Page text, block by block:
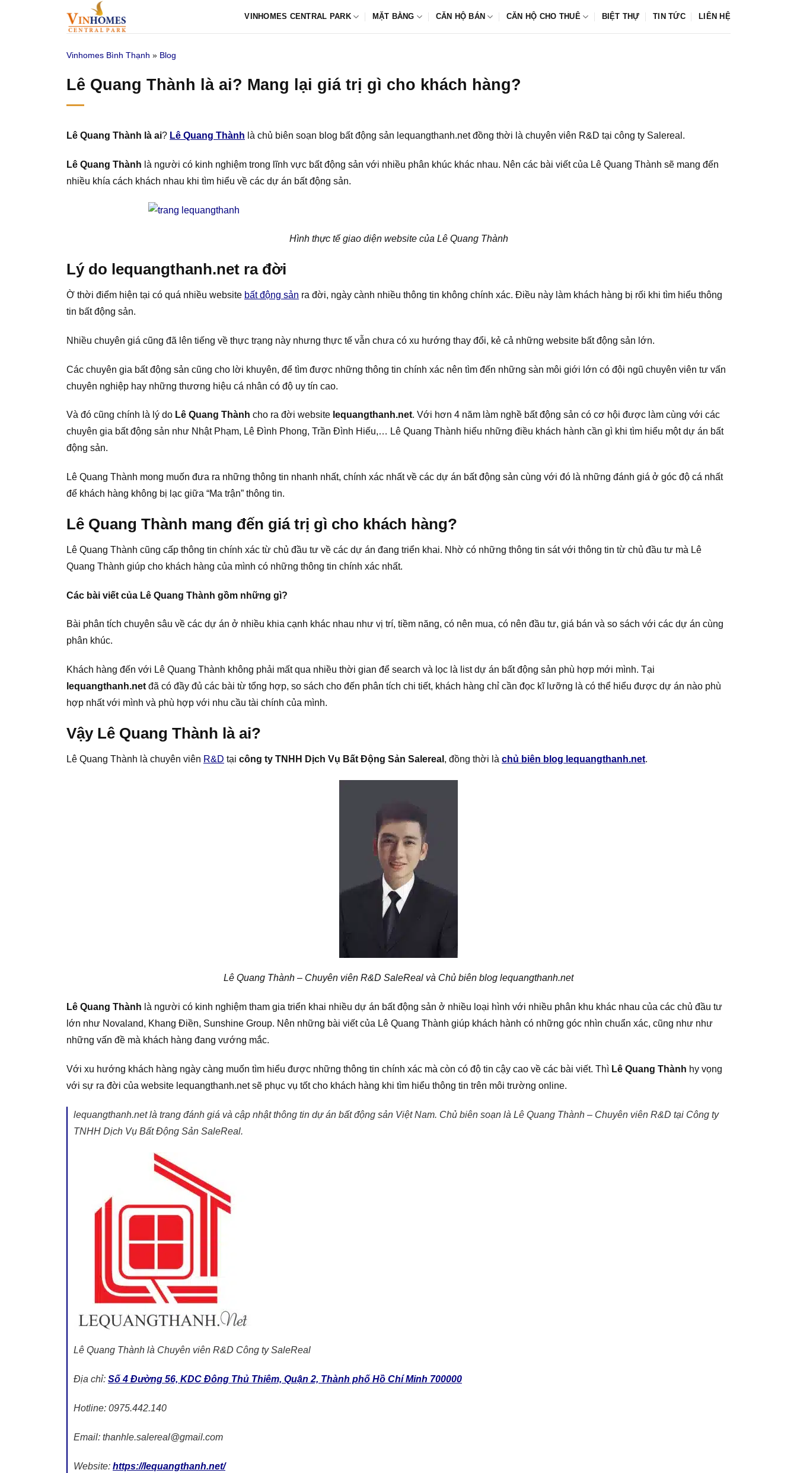
VINHOMES CENTRAL PARK MẶT BẰNG CĂN HỘ BÁN CĂN HỘ CHO THUÊ BIỆT THỰ TIN TỨC LIÊN HỆ
Vinhomes Bình Thạnh » Blog
Lê Quang Thành là ai? Mang lại giá trị gì cho khách hàng?
Lê Quang Thành là ai? Lê Quang Thành là chủ biên soạn blog bất động sản lequangthanh.net đồng thời là chuyên viên R&D tại công ty Salereal.
Lê Quang Thành là người có kinh nghiệm trong lĩnh vực bất động sản với nhiều phân khúc khác nhau. Nên các bài viết của Lê Quang Thành sẽ mang đến
nhiều khía cách khách nhau khi tìm hiểu về các dự án bất động sản.
Hình thực tế giao diện website của Lê Quang Thành
Lý do lequangthanh.net ra đời
Ờ thời điểm hiện tại có quá nhiều website bất động sản ra đời, ngày cành nhiều thông tin không chính xác. Điều này làm khách hàng bị rối khi tìm hiểu thông
tin bất động sản.
Nhiều chuyên giá cũng đã lên tiếng về thực trạng này nhưng thực tế vẫn chưa có xu hướng thay đổi, kẻ cả những website bất động sản lớn.
Các chuyên gia bất động sản cũng cho lời khuyên, để tìm được những thông tin chính xác nên tìm đến những sàn môi giới lớn có đội ngũ chuyên viên tư vấn
chuyên nghiệp hay những thương hiệu cá nhân có độ uy tín cao.
Và đó cũng chính là lý do Lê Quang Thành cho ra đời website lequangthanh.net. Với hơn 4 năm làm nghề bất động sản có cơ hội được làm cùng với các
chuyên gia bất động sản như Nhật Phạm, Lê Đình Phong, Trần Đình Hiếu,… Lê Quang Thành hiểu những điều khách hành cần gì khi tìm hiểu một dự án bất
động sản.
Lê Quang Thành mong muốn đưa ra những thông tin nhanh nhất, chính xác nhất về các dự án bất động sản cùng với đó là những đánh giá ở góc độ cá nhất
để khách hàng không bị lạc giữa “Ma trận” thông tin.
Lê Quang Thành mang đến giá trị gì cho khách hàng?
Lê Quang Thành cũng cấp thông tin chính xác từ chủ đầu tư về các dự án đang triển khai. Nhờ có những thông tin sát với thông tin từ chủ đầu tư mà Lê
Quang Thành giúp cho khách hàng của mình có những thông tin chính xác nhất.
Các bài viết của Lê Quang Thành gồm những gì?
Bài phân tích chuyên sâu về các dự án ở nhiều khia cạnh khác nhau như vị trí, tiềm năng, có nên mua, có nên đầu tư, giá bán và so sách với các dự án cùng
phân khúc.
Khách hàng đến với Lê Quang Thành không phải mất qua nhiều thời gian để search và lọc là list dự án bất động sản phù hợp mới mình. Tại
lequangthanh.net đã có đầy đủ các bài từ tổng hợp, so sách cho đến phân tích chi tiết, khách hàng chỉ cần đọc kĩ lưỡng là có thể hiểu được dự án nào phù
hợp nhất với mình và phù hợp với nhu cầu tài chính của mình.
Vậy Lê Quang Thành là ai?
Lê Quang Thành là chuyên viên R&D tại công ty TNHH Dịch Vụ Bất Động Sản Salereal , đồng thời là chủ biên blog lequangthanh.net.
Lê Quang Thành – Chuyên viên R&D SaleReal và Chủ biên blog lequangthanh.net
Lê Quang Thành là người có kinh nghiệm tham gia triển khai nhiều dự án bất động sản ở nhiều loại hình với nhiều phân khu khác nhau của các chủ đầu tư
lớn như Novaland, Khang Điền, Sunshine Group. Nên những bài viết của Lê Quang Thành giúp khách hành có những góc nhìn chuẩn xác, cũng như như
những vấn đề mà khách hàng đang vướng mắc.
Với xu hướng khách hàng ngày càng muốn tìm hiểu được những thông tin chính xác mà còn có độ tin cậy cao về các bài viết. Thì Lê Quang Thành hy vọng
với sự ra đời của website lequangthanh.net sẽ phục vụ tốt cho khách hàng khi tìm hiểu thông tin trên môi trường online.
lequangthanh.net là trang đánh giá và cập nhật thông tin dự án bất động sản Việt Nam. Chủ biên soạn là Lê Quang Thành – Chuyên viên R&D tại Công ty
TNHH Dịch Vụ Bất Động Sản SaleReal.
Lê Quang Thành là Chuyên viên R&D Công ty SaleReal
Địa chỉ: Số 4 Đường 56, KDC Đông Thủ Thiêm, Quận 2, Thành phố Hồ Chí Minh 700000
Hotline: 0975.442.140
Email: thanhle.salereal@gmail.com
Website: https://lequangthanh.net/